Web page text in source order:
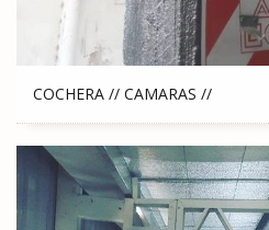
COCHERA // CAMARAS //